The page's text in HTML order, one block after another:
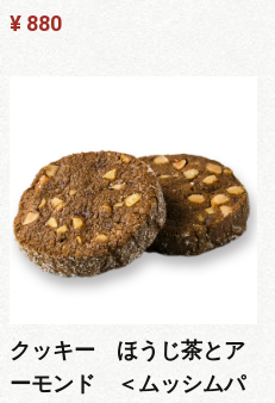
¥ 880
クッキー ほうじ茶とア
ーモンド ＜ムッシムパ